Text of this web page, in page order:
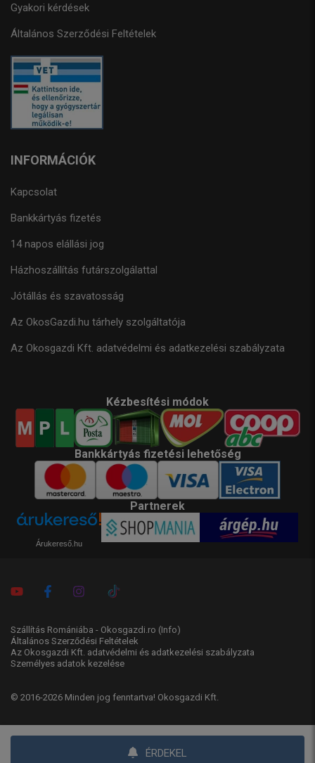
ÉRDEKEL
Gyakori kérdések
Általános Szerződési Feltételek
INFORMÁCIÓK
Kapcsolat
Bankkártyás fizetés
14 napos elállási jog
Házhoszállítás futárszolgálattal
Jótállás és szavatosság
Az OkosGazdi.hu tárhely szolgáltatója
Az Okosgazdi Kft. adatvédelmi és adatkezelési szabályzata
Kézbesítési módok
Bankkártyás fizetési lehetőség
Partnerek
Árukereső.hu
Szállítás Romániába - Okosgazdi.ro (Info)
Általános Szerződési Feltételek
Az Okosgazdi Kft. adatvédelmi és adatkezelési szabályzata
Személyes adatok kezelése
© 2016-2026 Minden jog fenntartva! Okosgazdi Kft.